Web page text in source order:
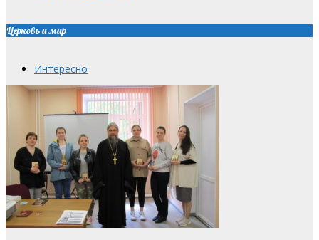
Церковь и мир
Интересно